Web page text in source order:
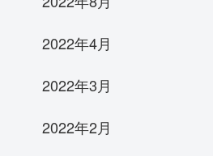
2022年4月
2022年3月
2022年2月